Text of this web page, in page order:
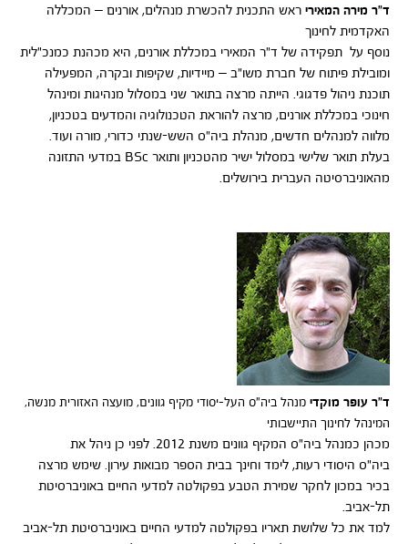
ד"ר מירה המאירי ראש התכנית להכשרת מנהלים, אורנים – המכללה
האקדמית לחינוך
נוסף על תפקידה של ד"ר המאירי במכללת אורנים, היא מכהנת כמנכ"לית
ומובילת פיתוח של חברת משו"ב – מיידיות, שקיפות ובקרה, המפעילה
תוכנת ניהול פדגוגי. הייתה מרצה בתואר שני במסלול מנהיגות ומינהל
חינוכי במכללת אורנים, מרצה להוראת הטכנולוגיה והמדעים בטכניון,
מלווה למנהלים חדשים, מנהלת ביה"ס השש-שנתי כדורי, מורה ועוד.
בעלת תואר שלישי במסלול ישיר מהטכניון ותואר BSc במדעי התזונה
מהאוניברסיטה העברית בירושלים.
ד"ר עופר מוקדי מנהלביה"ס העל-יסודי מקיף גוונים, מועצה האזורית מנשה,
המינהל לחינוך התיישבותי
מכהן כמנהל ביה"ס המקיף גוונים משנת 2012. לפני כן ניהל את
ביה"ס היסודי רעות, לימד וחינך בבית הספר מבואות עירון. שימש מרצה
בכיר במכון לחקר שמירת הטבע בפקולטה למדעי החיים באוניברסיטת
תל-אביב.
למד את כל שלושת תאריו בפקולטה למדעי החיים באוניברסיטת תל-אביב